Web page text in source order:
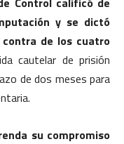
y se dictó
de los cuatro
cautelar de prisión
de dos meses para
su compromiso